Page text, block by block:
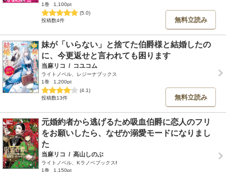
1巻
1,100pt
(5.0)
投稿数4件
無料立読み
妹が「いらない」と捨てた伯爵様と結婚したの
に、今更返せと言われても困ります
当麻リコ / コユコム
ライトノベル、レジーナブックス
1巻
1,200pt
(4.1)
投稿数13件
無料立読み
元婚約者から逃げるため吸血伯爵に恋人のフリ
をお願いしたら、なぜか溺愛モードになりまし
た
当麻リコ / 高山しのぶ
ライトノベル、Kラノベブックスf
1巻
1,150pt